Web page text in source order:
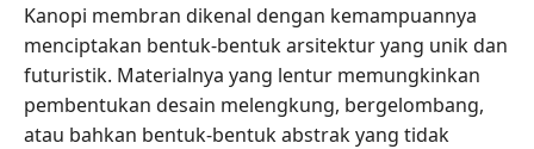
Kanopi membran dikenal dengan kemampuannya
menciptakan bentuk-bentuk arsitektur yang unik dan
futuristik. Materialnya yang lentur memungkinkan
pembentukan desain melengkung, bergelombang,
atau bahkan bentuk-bentuk abstrak yang tidak